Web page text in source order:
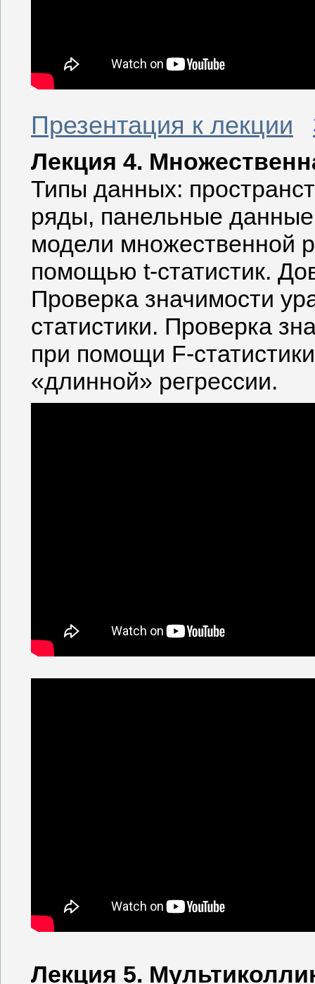
Презентация к лекции
Лекция 4.
Типы данных:
ряды, панельные
модели множественной
помощью t-статистик.
Проверка значимости
статистики. Проверка
при помощи F-
«длинной» регрессии.
Лекция 5.